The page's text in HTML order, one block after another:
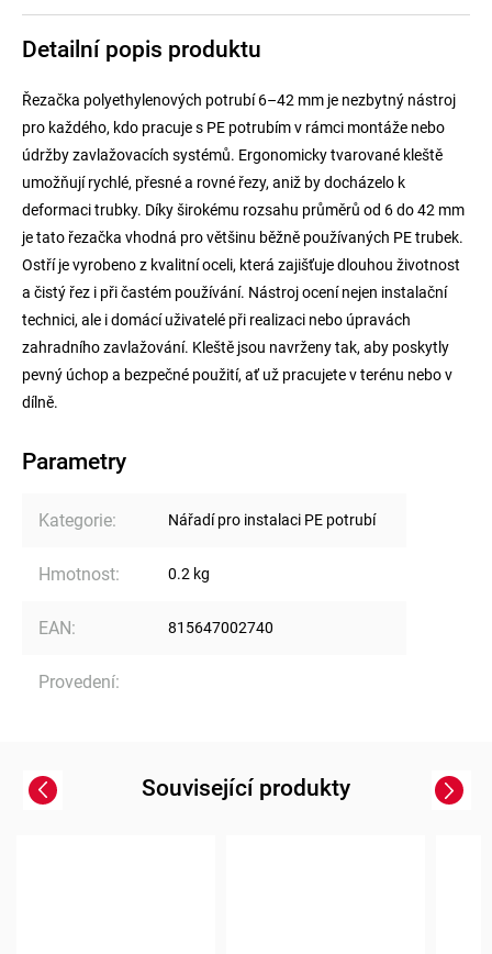
Detailní popis produktu
Řezačka polyethylenových potrubí 6–42 mm je nezbytný nástroj
pro každého, kdo pracuje s PE potrubím v rámci montáže nebo
údržby zavlažovacích systémů. Ergonomicky tvarované kleště
umožňují rychlé, přesné a rovné řezy, aniž by docházelo k
deformaci trubky. Díky širokému rozsahu průměrů od 6 do 42 mm
je tato řezačka vhodná pro většinu běžně používaných PE trubek.
Ostří je vyrobeno z kvalitní oceli, která zajišťuje dlouhou životnost
a čistý řez i při častém používání. Nástroj ocení nejen instalační
technici, ale i domácí uživatelé při realizaci nebo úpravách
zahradního zavlažování. Kleště jsou navrženy tak, aby poskytly
pevný úchop a bezpečné použití, ať už pracujete v terénu nebo v
dílně.
Parametry
Kategorie: Nářadí pro instalaci PE potrubí
Hmotnost: 0.2 kg
EAN: 815647002740
Provedení:
Související produkty
Previous Next